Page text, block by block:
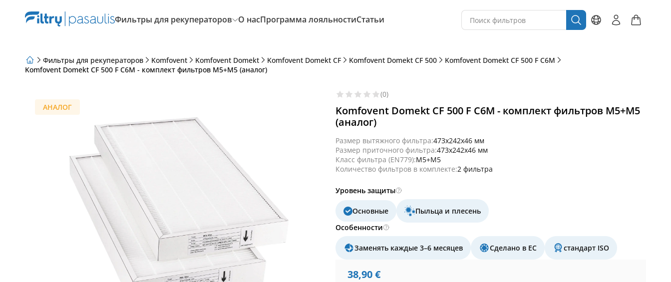
Фильтры для рекуператоров О насПрограмма лояльностиСтатьи
Фильтры для рекуператоров Komfovent Komfovent Domekt Komfovent Domekt CF Komfovent Domekt CF 500
Komfovent Domekt CF 500 F C6M
Komfovent Domekt CF 500 F C6M - комплект фильтров M5+M5 (аналог)
АНАЛОГ
(0)
Komfovent Domekt CF 500 F C6M - комплект фильтров M5+M5
(аналог)
Размер вытяжного фильтра:473x242x46 мм
Размер приточного фильтра:473x242x46 мм
Класс фильтра (EN779):M5+M5
Количество фильтров в комплекте:2 фильтра
Уровень защиты
Основные
Пыльца и плесень
Особенности
Заменять каждые 3–6 месяцев Сделано в ЕС стандарт ISO
38,90€